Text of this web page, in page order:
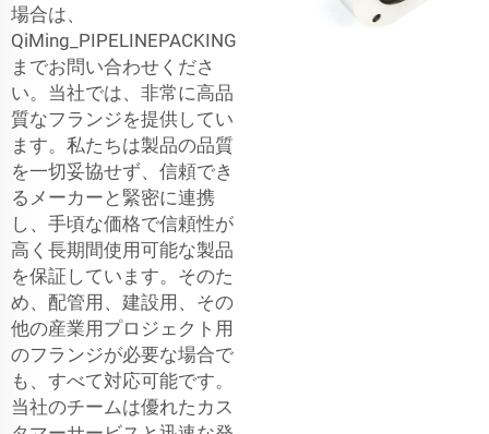
場合は、
QiMing_PIPELINEPACKING
までお問い合わせくださ
い。当社では、非常に高品
質なフランジを提供してい
ます。私たちは製品の品質
を一切妥協せず、信頼でき
るメーカーと緊密に連携
し、手頃な価格で信頼性が
高く長期間使用可能な製品
を保証しています。そのた
め、配管用、建設用、その
他の産業用プロジェクト用
のフランジが必要な場合で
も、すべて対応可能です。
当社のチームは優れたカス